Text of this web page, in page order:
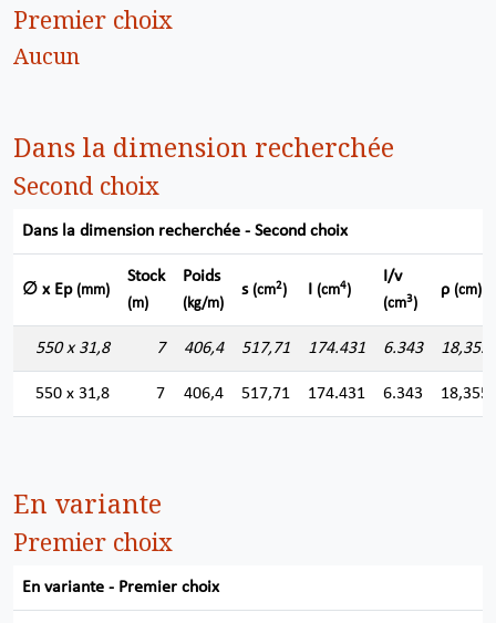
Premier choix
Aucun
Dans la dimension recherchée
Second choix
Dans la dimension recherchée - Second choix
∅ x Ep (mm)
Stock
(m)
Poids
(kg/m)
s (cm2) I (cm4)
I/v
(cm3)
ρ (cm)
550 x 31,8 7 406,4 517,71 174.431 6.343 18,355
550 x 31,8 7 406,4 517,71 174.431 6.343 18,355
En variante
Premier choix
En variante - Premier choix